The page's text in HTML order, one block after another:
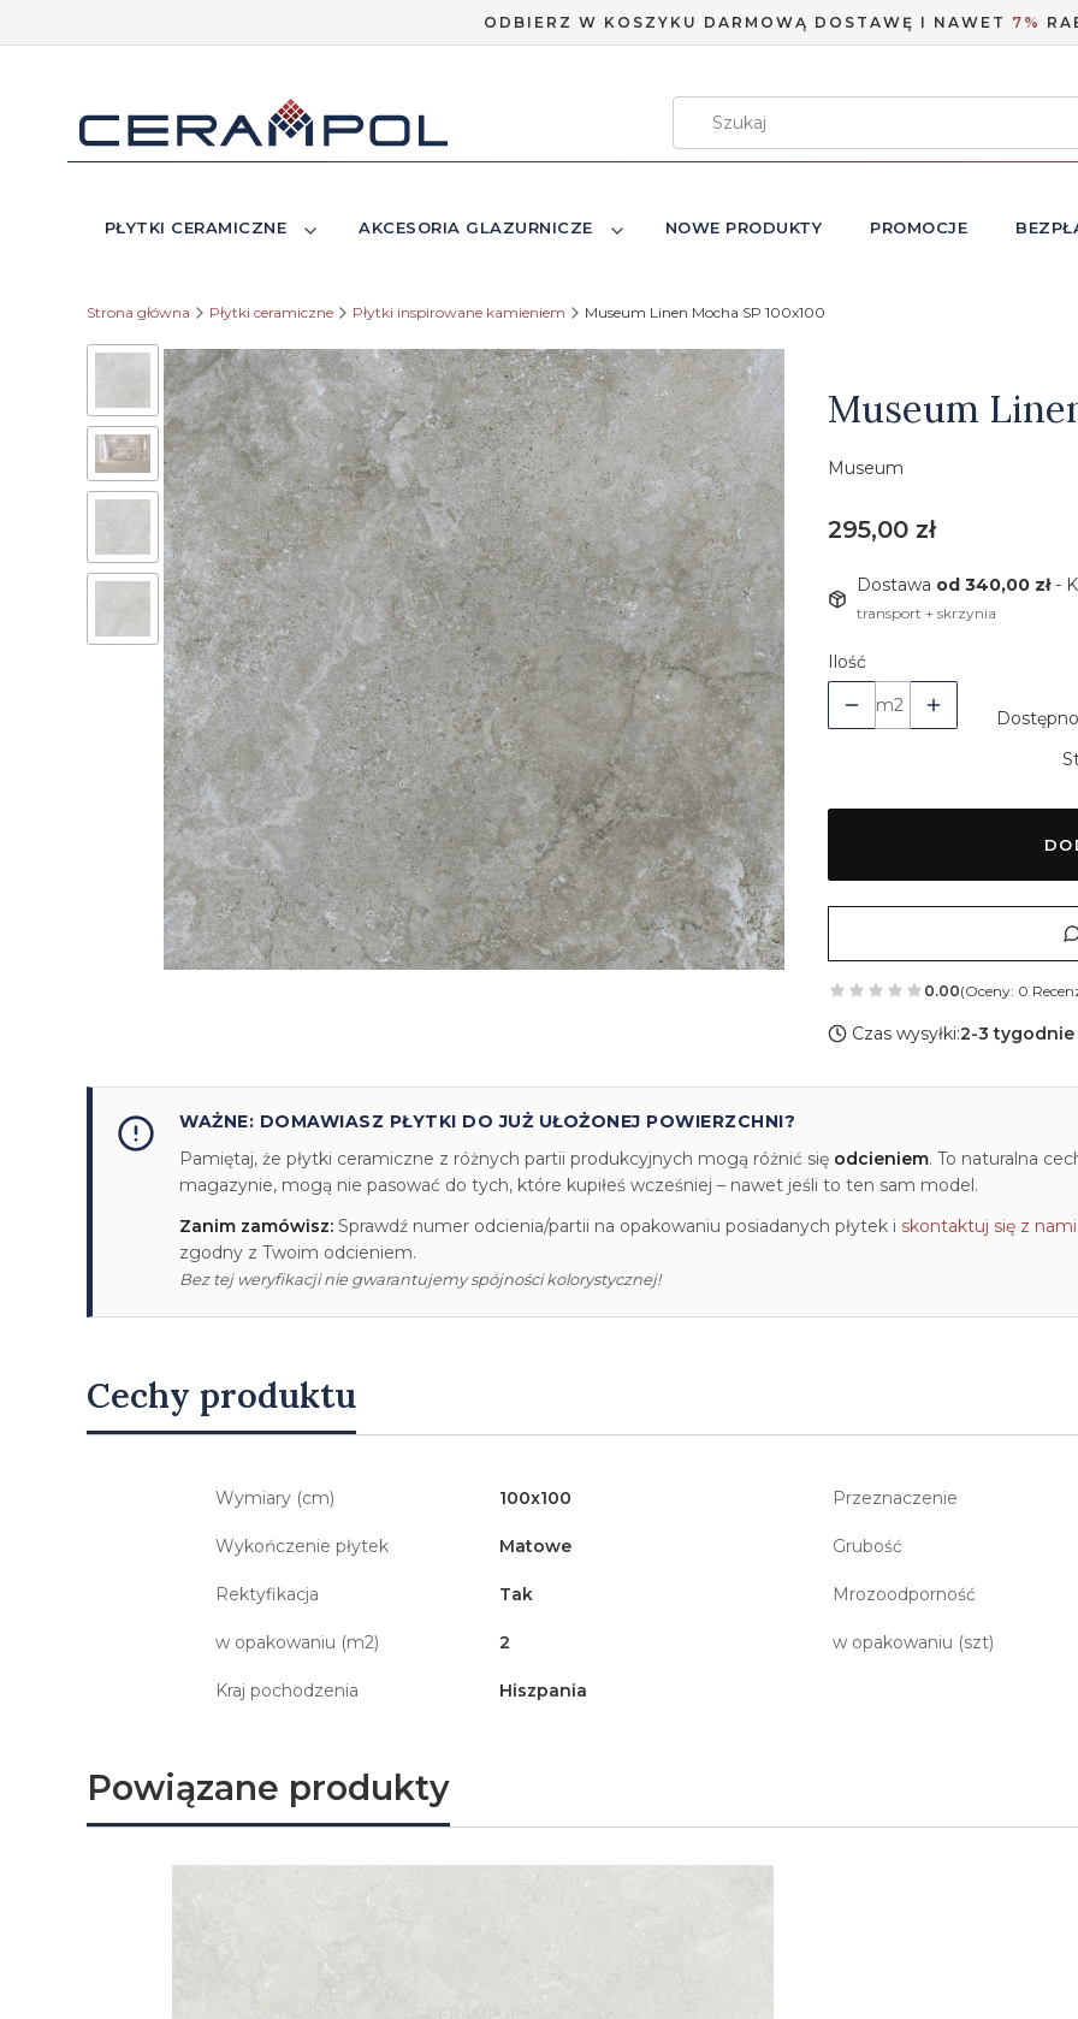
ODBIERZ W KOSZYKU DARMOWĄ DOSTAWĘ I NAWET 7%
PŁYTKI CERAMICZNE AKCESORIA GLAZURNICZE NOWE PRODUKTY PROMOCJE
Strona główna Płytki ceramiczne Płytki inspirowane kamieniem Museum Linen Mocha SP 100x100
Museum
Museum
Cena
295,00 zł
Dostawa od 340,00 zł-
transport + skrzynia
Ilość
m2
0.00(Oceny: 0
Czas wysyłki:2-3 tygodnie
WAŻNE: DOMAWIASZ PŁYTKI DO JUŻ UŁOŻONEJ POWIERZCHNI?
Pamiętaj, że płytki ceramiczne z różnych partii produkcyjnych mogą różnić się odcieniem. To naturalna
magazynie, mogą nie pasować do tych, które kupiłeś wcześniej – nawet jeśli to ten sam model.
Zanim zamówisz: Sprawdź numer odcienia/partii na opakowaniu posiadanych płytek i skontaktuj się z nami
zgodny z Twoim odcieniem.
Bez tej weryfikacji nie gwarantujemy spójności kolorystycznej!
Cechy produktu
Wymiary (cm) 100x100 Przeznaczenie
Wykończenie płytek Matowe Grubość
Rektyfikacja Tak Mrozoodporność
w opakowaniu (m2) 2 w opakowaniu (szt)
Kraj pochodzenia Hiszpania
Powiązane produkty